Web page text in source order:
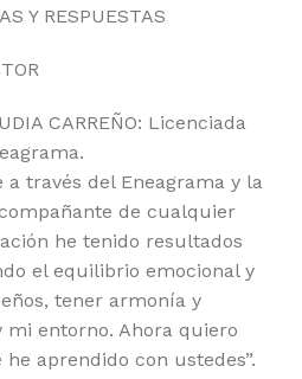
Y RESPUESTAS
CARREÑO: Licenciada
a través del Eneagrama y la
de cualquier
he tenido resultados
el equilibrio emocional y
tener armonía y
mi entorno. Ahora quiero
aprendido con ustedes”.